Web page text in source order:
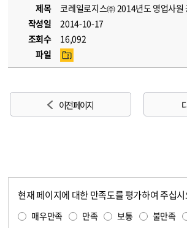
제목
코레일로지스㈜ 2014년도 영업사원
작성일
2014-10-17
조회수
16,092
파일
이전 페이지
현재 페이지에 대한 만족도를 평가하여 주십
매우만족 만족 보통 불만족